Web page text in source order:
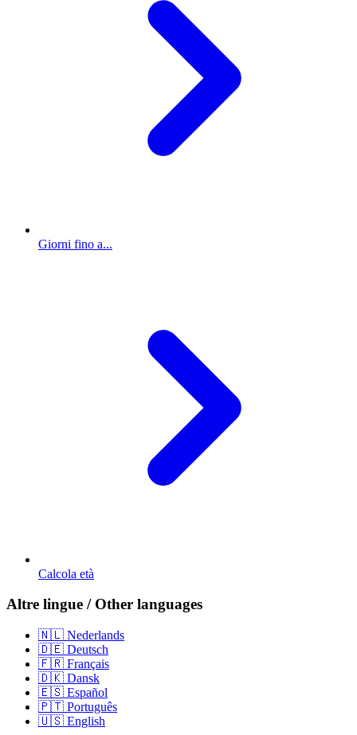
Giorni fino a...
Calcola età
Altre lingue / Other languages
🇳🇱 Nederlands
🇩🇪 Deutsch
🇫🇷 Français
🇩🇰 Dansk
🇪🇸 Español
🇵🇹 Português
🇺🇸 English